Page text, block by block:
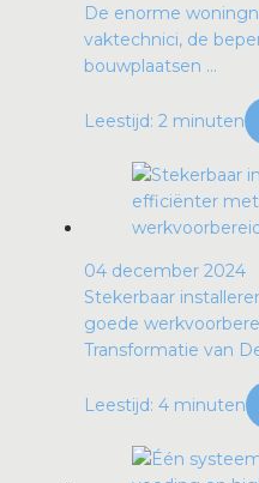
De enorme
vaktechnici, de
bouwplaatsen ...
Leestijd: 2 minuten
04 december 2024
Stekerbaar
goede
Transformatie van
Leestijd: 4 minuten